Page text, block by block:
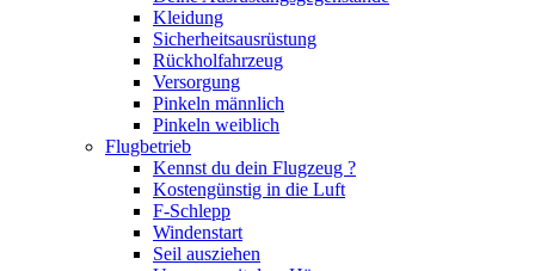
Kleidung
Sicherheitsausrüstung
Rückholfahrzeug
Versorgung
Pinkeln männlich
Pinkeln weiblich
Flugbetrieb
Kennst du dein Flugzeug ?
Kostengünstig in die Luft
F-Schlepp
Windenstart
Seil ausziehen